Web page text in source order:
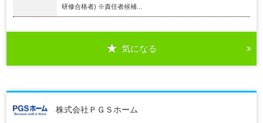
研修合格者) ※責任者候補...
気になる
株式会社ＰＧＳホーム